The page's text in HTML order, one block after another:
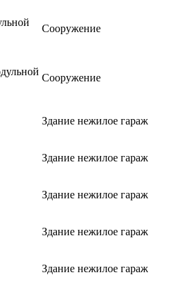
Сооружение
Сооружение
Здание нежилое гараж
Здание нежилое гараж
Здание нежилое гараж
Здание нежилое гараж
Здание нежилое гараж